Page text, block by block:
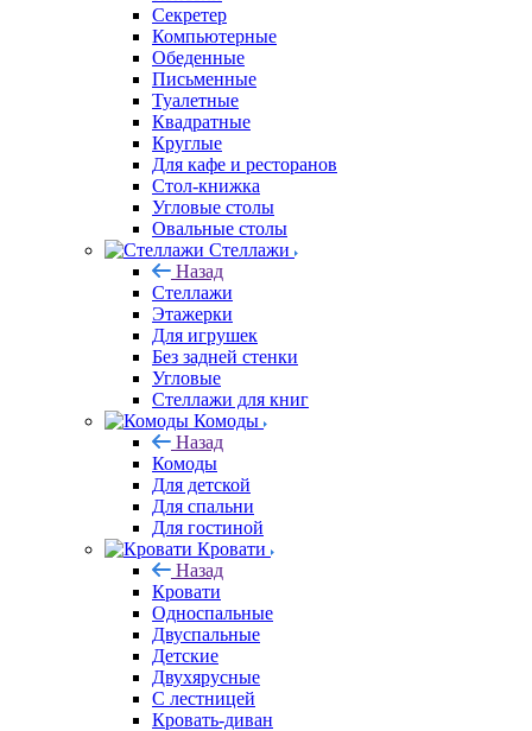
Секретер
Компьютерные
Обеденные
Письменные
Туалетные
Квадратные
Круглые
Для кафе и ресторанов
Стол-книжка
Угловые столы
Овальные столы
Стеллажи
Назад
Стеллажи
Этажерки
Для игрушек
Без задней стенки
Угловые
Стеллажи для книг
Комоды
Назад
Комоды
Для детской
Для спальни
Для гостиной
Кровати
Назад
Кровати
Односпальные
Двуспальные
Детские
Двухярусные
С лестницей
Кровать-диван